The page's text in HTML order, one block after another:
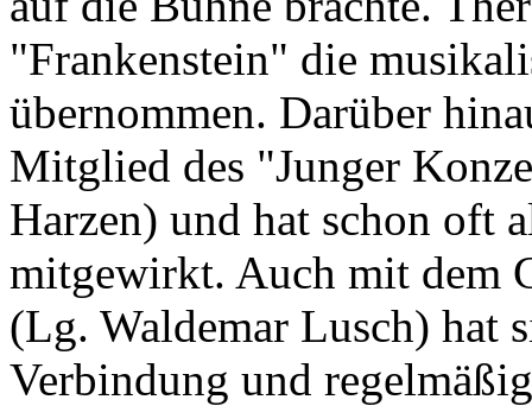
"Frankenstein" die
übernommen. Darüber
Mitglied des "Junger
Harzen) und hat schon oft
mitgewirkt. Auch mit dem
(Lg. Waldemar Lusch) hat
Verbindung und